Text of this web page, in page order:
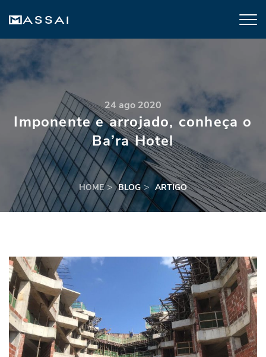
24 ago 2020
Imponente e arrojado, conheça o
Ba’ra Hotel
HOME BLOG ARTIGO